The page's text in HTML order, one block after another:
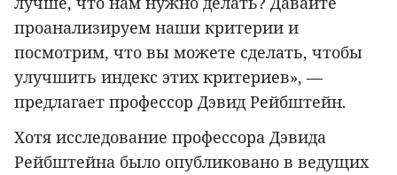
проанализируем наши критерии и
посмотрим, что вы можете сделать, чтобы
улучшить индекс этих критериев», —
предлагает профессор Дэвид Рейбштейн.
Хотя исследование профессора Дэвида
Рейбштейна было опубликовано в ведущих